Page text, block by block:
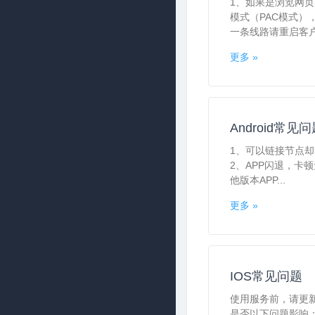
模式（PAC模式）
一条线路请重启客
更多 »
Android常见问
1、可以链接节点
2、APP闪退，卡
他版本APP...
更多 »
IOS常见问题
使用服务前，请更